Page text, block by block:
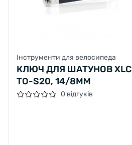
Інструменти для велосипеда
КЛЮЧ ДЛЯ ШАТУНОВ XLC
TO-S20, 14/8ММ
0 відгуків